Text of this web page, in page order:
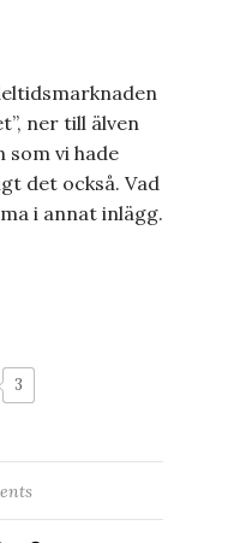
ner till älven
som vi hade
det också. Vad
i annat inlägg.
3